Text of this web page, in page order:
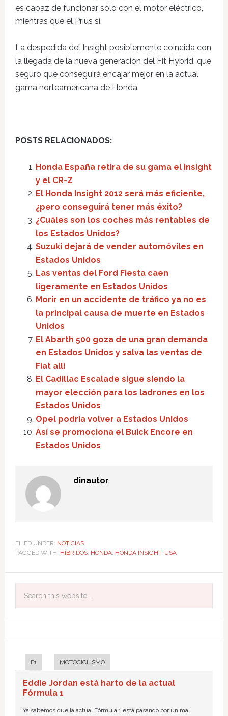
es capaz de funcionar sólo con el motor eléctrico,
mientras que el Prius sí.
La despedida del Insight posiblemente coincida con
la llegada de la nueva generación del Fit Hybrid, que
seguro que conseguirá encajar mejor en la actual
gama norteamericana de Honda.
POSTS RELACIONADOS:
Honda España retira de su gama el Insight
y el CR-Z
El Honda Insight 2012 será más eficiente,
¿pero conseguirá tener más éxito?
¿Cuáles son los coches más rentables de
los Estados Unidos?
Suzuki dejará de vender automóviles en
Estados Unidos
Las ventas del Ford Fiesta caen
ligeramente en Estados Unidos
Morir en un accidente de tráfico ya no es
la principal causa de muerte en Estados
Unidos
El Abarth 500 goza de una gran demanda
en Estados Unidos y salva las ventas de
Fiat allí
El Cadillac Escalade sigue siendo la
mayor elección para los ladrones en los
Estados Unidos
Opel podría volver a Estados Unidos
Así se promociona el Buick Encore en
Estados Unidos
dinautor
FILED UNDER: NOTICIAS
TAGGED WITH: HÍBRIDOS, HONDA, HONDA INSIGHT, USA
F1 MOTOCICLISMO
Eddie Jordan está harto de la actual
Fórmula 1
Ya sabemos que la actual Fórmula 1 está pasando por un mal